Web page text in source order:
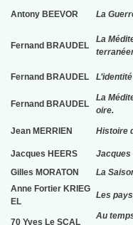
Antony BEEVOR La
Fernand BRAUDEL
La
Fernand BRAUDEL
Fernand BRAUDEL
La
oire.
Jean MERRIEN Histoire
Jacques HEERS
Jacques
Gilles MORATON
La
Anne Fortier KRIEG
EL
Les
70 Yves Le SCAL
Au